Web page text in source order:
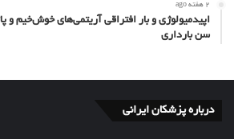
2 هفته ago
اپیدمیولوژی و بار افتراقی آریتمی‌های خوش‌خیم و
سن بارداری
درباره پزشکان ایرانی